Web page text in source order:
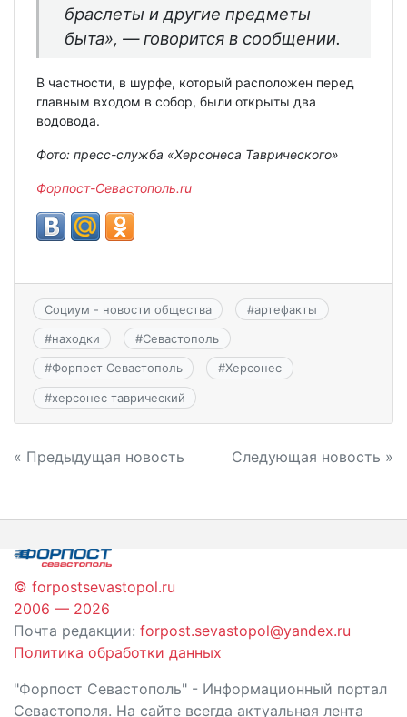
браслеты и другие предметы
быта», — говорится в сообщении.
В частности, в шурфе, который расположен перед
главным входом в собор, были открыты два
водовода.
Фото: пресс-служба «Херсонеса Таврического»
Форпост-Севастополь.ru
Социум - новости общества #артефакты
#находки #Севастополь
#Форпост Севастополь #Херсонес
#херсонес таврический
Навигация
записям
« Предыдущая новость Следующая новость »
© forpostsevastopol.ru
2006 — 2026
Почта редакции: forpost.sevastopol@yandex.ru
Политика обработки данных
"Форпост Севастополь" - Информационный портал
Севастополя. На сайте всегда актуальная лента